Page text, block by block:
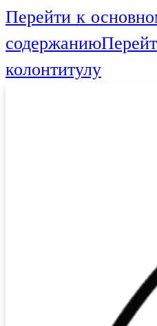
Перейти к
содержанию
колонтитулу